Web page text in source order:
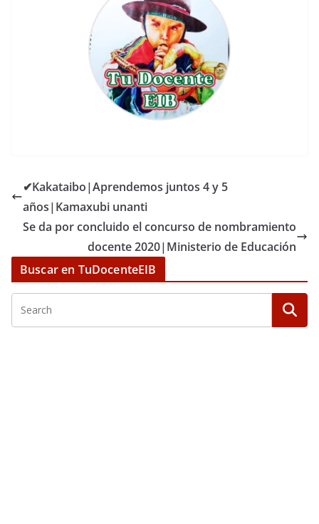
✔Kakataibo|Aprendemos juntos 4 y 5
años|Kamaxubi unanti
Se da por concluido el concurso de nombramiento
docente 2020|Ministerio de Educación
Buscar en TuDocenteEIB